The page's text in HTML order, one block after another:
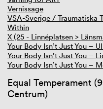
Vernissage
VSA-Sverige / Traumatiska
Within
X (25 - Linnéplatsen >
Your Body Isn’t Just You –
Your Body Isn’t Just You –
Your Body Isn’t Just You –
Equal Temperament
Centrum)